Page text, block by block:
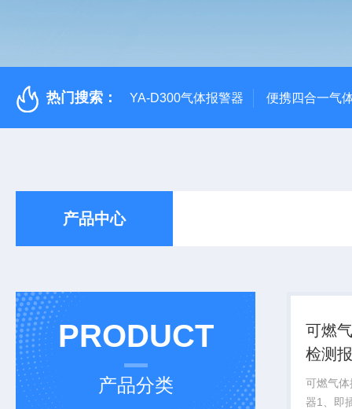
热门搜索： YA-D300气体报警器 便携四合一气
产品中心
PRODUCT
产品分类
可燃
检测
可燃气
器1、即